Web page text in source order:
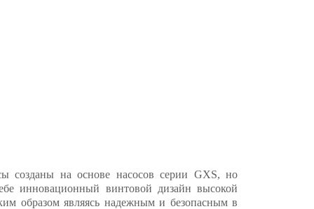
созданы на основе насосов серии GXS, но
инновационный винтовой дизайн высокой
образом являясь надежным и безопасным в